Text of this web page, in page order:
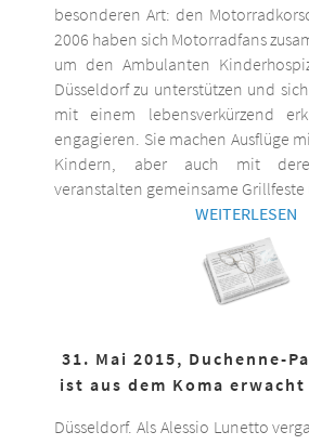
besonderen Art: den
2006 haben sich Motorradfans
um den Ambulanten
Düsseldorf zu unterstützen und
mit einem lebensverkürzend
engagieren. Sie machen Ausflüge
Kindern, aber auch mit
veranstalten gemeinsame Grillfeste
WEITERLESEN
31. Mai 2015, Duchenne-
ist aus dem Koma
Düsseldorf. Als Alessio Lunetto